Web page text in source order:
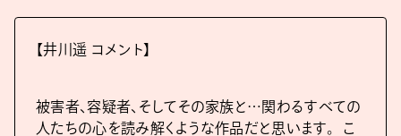
【井川遥 コメント】
被害者、容疑者、そしてその家族と…関わるすべての
人たちの心を読み解くような作品だと思います。 こ